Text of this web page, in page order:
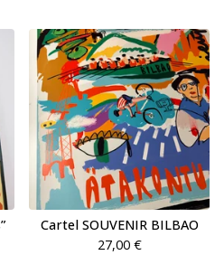
Cartel SOUVENIR BILBAO
27,00 €